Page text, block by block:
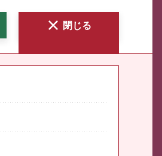
閉じる